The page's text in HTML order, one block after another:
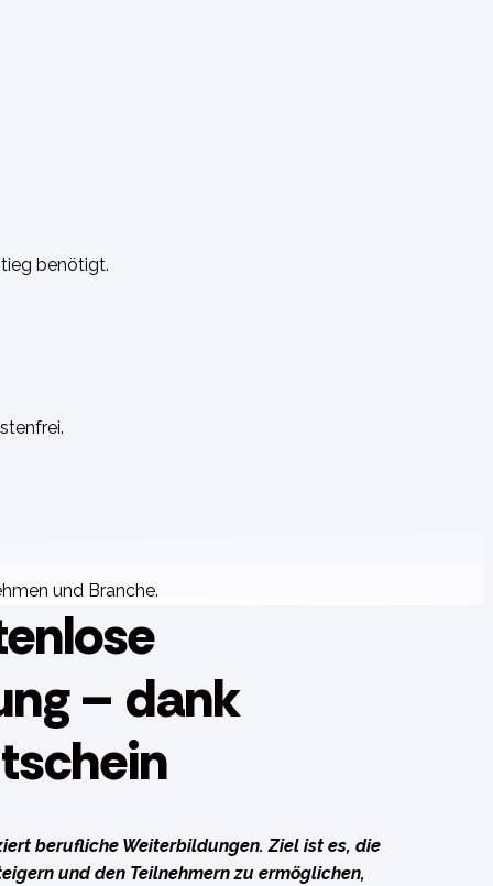
benötigt.
und Branche.
– dank
berufliche Weiterbildungen. Ziel ist es, die
und den Teilnehmern zu ermöglichen,